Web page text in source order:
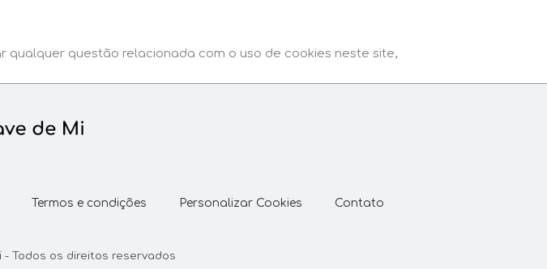
qualquer questão relacionada com o uso de cookies neste site,
Termos e condições Personalizar Cookies Contato
- Todos os direitos reservados